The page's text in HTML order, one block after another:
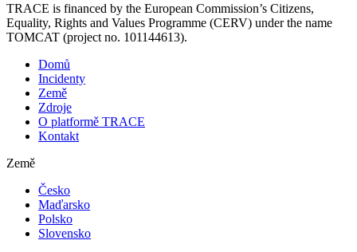
TRACE is financed by the European Commission’s Citizens,
Equality, Rights and Values Programme (CERV) under the name
TOMCAT (project no. 101144613).
Domů
Incidenty
Země
Zdroje
O platformě TRACE
Kontakt
Země
Česko
Maďarsko
Polsko
Slovensko